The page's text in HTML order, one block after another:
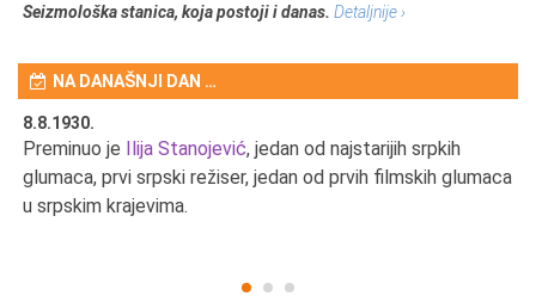
Seizmološka stanica, koja postoji i danas. Detaljnije ›
NA DANAŠNJI DAN …
8.8.1930.
Preminuo je Ilija Stanojević, jedan od najstarijih srpkih
glumaca, prvi srpski režiser, jedan od prvih filmskih glumaca
u srpskim krajevima.